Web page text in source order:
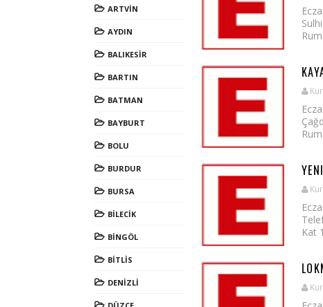
ARTVİN
AYDIN
BALIKESİR
BARTIN
BATMAN
BAYBURT
BOLU
BURDUR
BURSA
BİLECİK
BİNGÖL
BİTLİS
DENİZLİ
Kat